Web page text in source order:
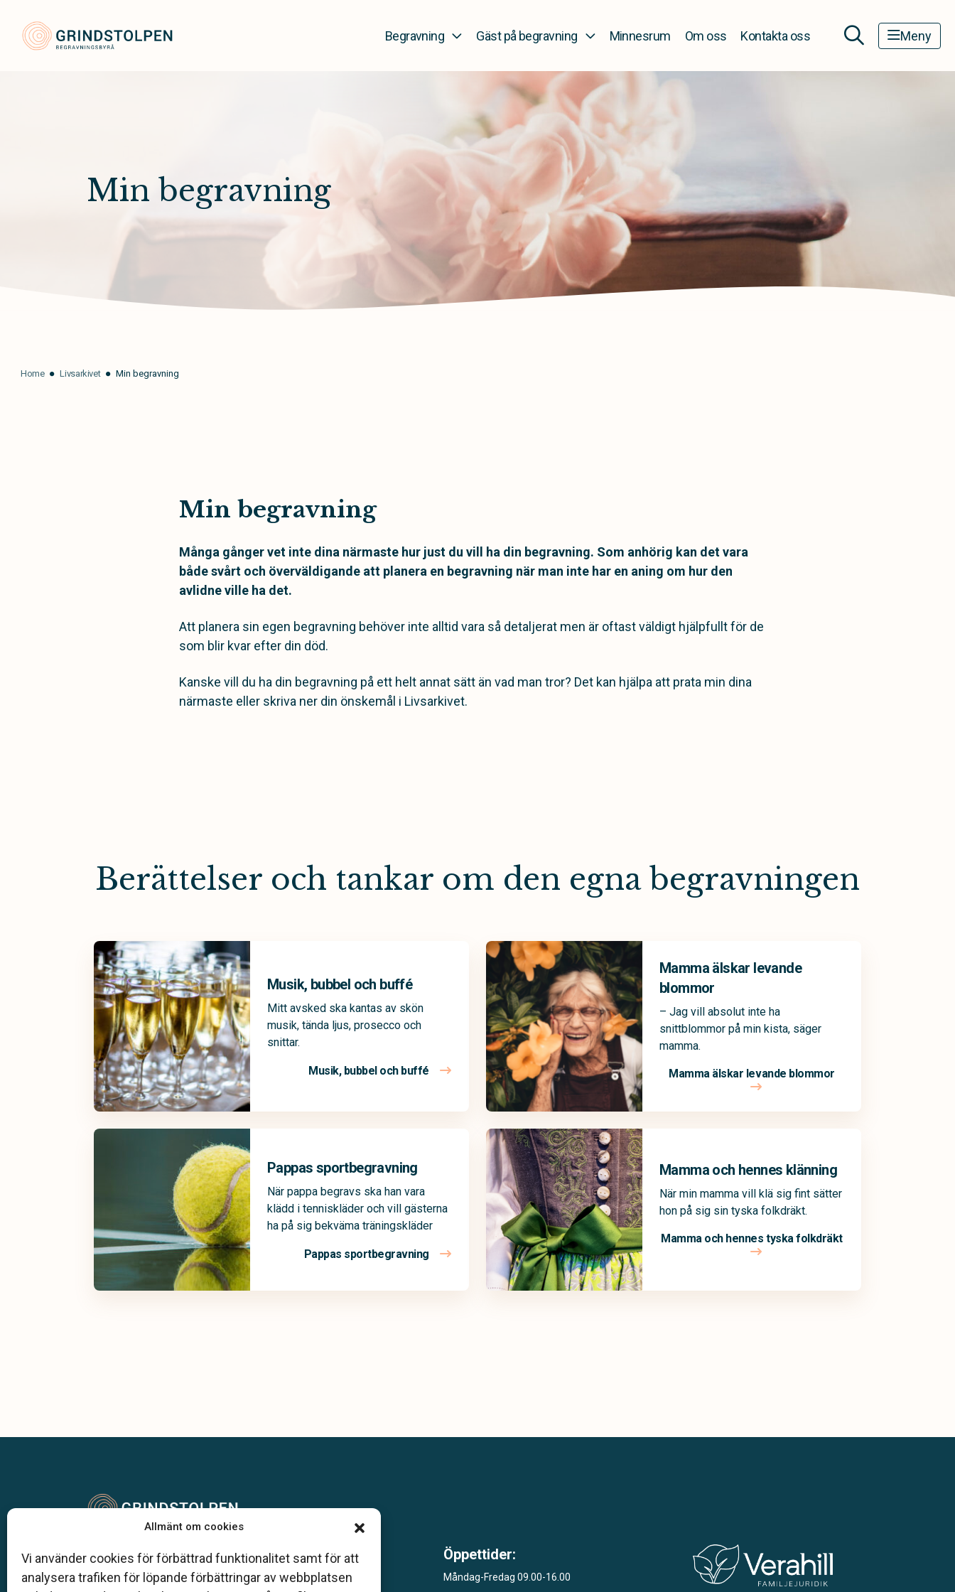
Allmänt om cookies
Vi använder cookies för förbättrad funktionalitet samt för att
analysera trafiken för löpande förbättringar av webbplatsen
Begravning Gäst på begravning Minnesrum Om oss Kontakta oss Meny
Min begravning
Home Livsarkivet Min begravning
Min begravning
Många gånger vet inte dina närmaste hur just du vill ha din begravning. Som anhörig kan det vara
både svårt och överväldigande att planera en begravning när man inte har en aning om hur den
avlidne ville ha det.
Att planera sin egen begravning behöver inte alltid vara så detaljerat men är oftast väldigt hjälpfullt för de
som blir kvar efter din död.
Kanske vill du ha din begravning på ett helt annat sätt än vad man tror? Det kan hjälpa att prata min dina
närmaste eller skriva ner din önskemål i Livsarkivet.
Berättelser och tankar om den egna begravningen
Musik, bubbel och buffé
Mitt avsked ska kantas av skön
musik, tända ljus, prosecco och
snittar.
Musik, bubbel och buffé
Mamma älskar levande
blommor
– Jag vill absolut inte ha
snittblommor på min kista, säger
mamma.
Mamma älskar levande blommor
Pappas sportbegravning
När pappa begravs ska han vara
klädd i tenniskläder och vill gästerna
ha på sig bekväma träningskläder
Pappas sportbegravning
Mamma och hennes klänning
När min mamma vill klä sig fint sätter
hon på sig sin tyska folkdräkt.
Mamma och hennes tyska folkdräkt
Klarahill består av kunniga lokala familjeföretag som
är auktoriserade inom Sveriges begravningsbyråers
förbund (SBF). Det personliga är centralt för oss,
Öppettider:
Måndag-Fredag 09.00-16.00